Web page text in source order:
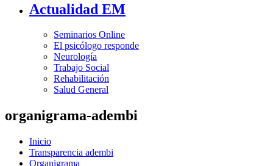
Actualidad EM
Seminarios Online
El psicólogo responde
Neurología
Trabajo Social
Rehabilitación
Salud General
organigrama-adembi
Inicio
Transparencia adembi
Organigrama